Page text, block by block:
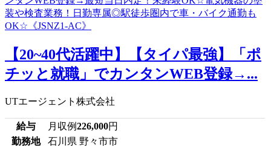
【20~40代活躍中】【タイパ最強】「ポ
チッと就職」でカンタンWEB登録→...
UTエージェント株式会社
給与 月収例226,000円
勤務地
石川県 野々市市